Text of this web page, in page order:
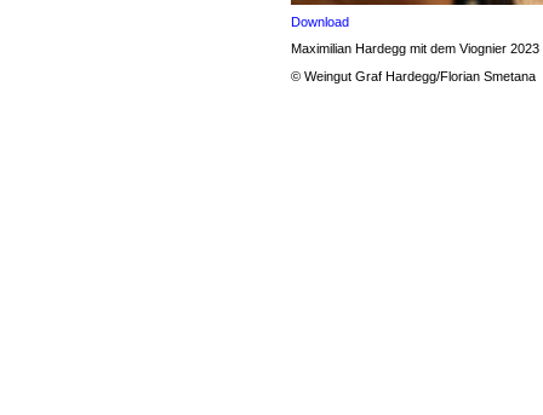
Download
Maximilian Hardegg mit dem Viognier 2023
© Weingut Graf Hardegg/Florian Smetana